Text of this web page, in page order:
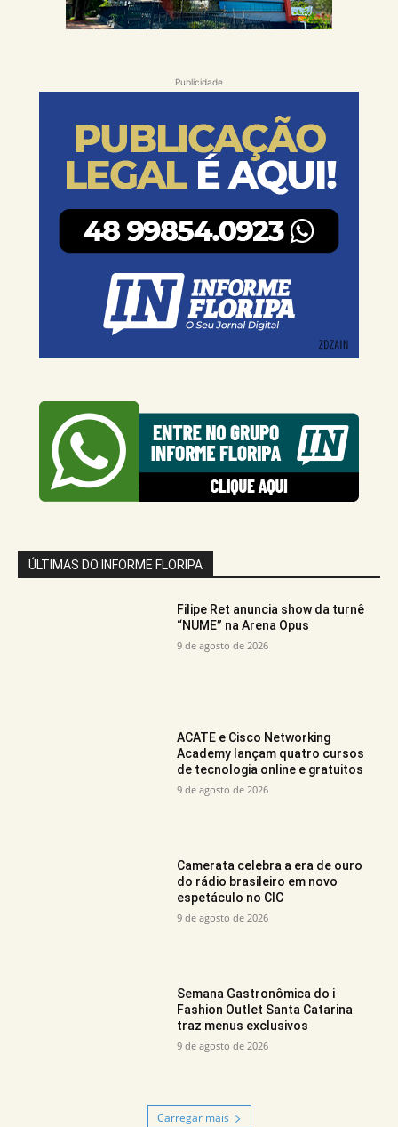
Publicidade
ÚLTIMAS DO INFORME FLORIPA
Filipe Ret anuncia show da turnê
“NUME” na Arena Opus
9 de agosto de 2026
ACATE e Cisco Networking
Academy lançam quatro cursos
de tecnologia online e gratuitos
9 de agosto de 2026
Camerata celebra a era de ouro
do rádio brasileiro em novo
espetáculo no CIC
9 de agosto de 2026
Semana Gastronômica do i
Fashion Outlet Santa Catarina
traz menus exclusivos
9 de agosto de 2026
Carregar mais